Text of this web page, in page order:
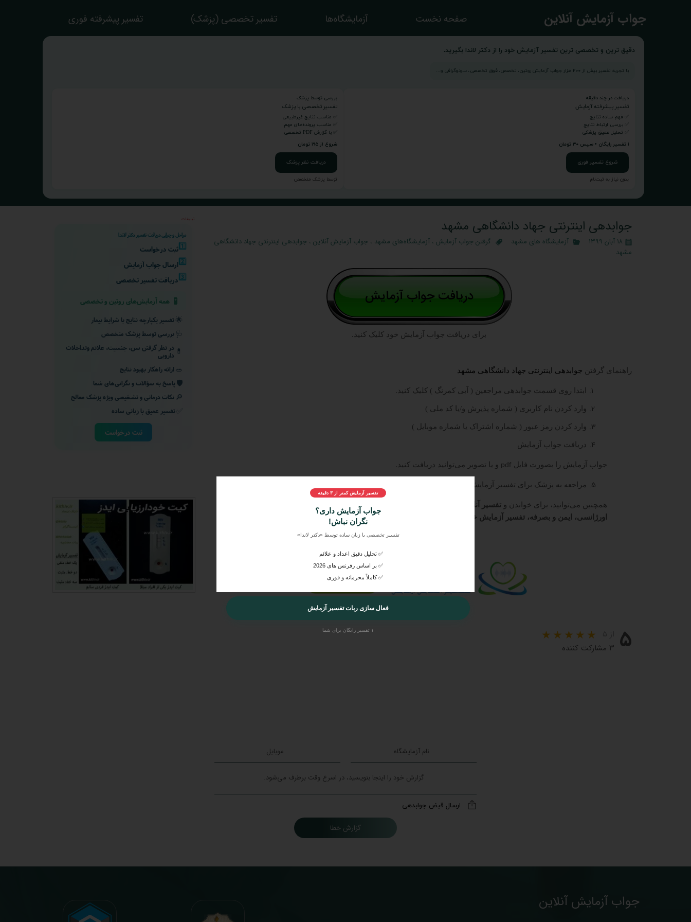
​جواب آزمایش آنلاین صفحه نخست آزمایشگاه‌ها تفسیر تخصصی (پزشک) تفسیر پیشرفته فوری
دقیق ترین و تخصصی ترین تفسیر آزمایش خود را از دکتر لاندا بگیرید.
با تجربه تفسیر بیش از ۲۰۰ هزار جواب آزمایش روتین، تخصص، فوق تخصصی، سونوگرافی و...
دریافت در چند دقیقه
تفسیر پیشرفته آزمایش
✅ فهم ساده نتایج
✅ بررسی ارتباط نتایج
✅ تحلیل عمیق پزشکی
۱ تفسیر رایگان • سپس ۳۰ تومان
شروع تفسیر فوری
بدون نیاز به ثبت‌نام
بررسی توسط پزشک
تفسیر تخصصی با پزشک
✅ مناسب نتایج غیرطبیعی
✅ مناسب پرونده‌های مهم
✅ با گزارش PDF تخصصی
شروع از ۱۹۵ تومان
دریافت نظر پزشک
توسط پزشک متخصص
جوابدهی اینترنتی جهاد دانشگاهی مشهد
۱۸ آبان ۱۳۹۹ آزمایشگاه های مشهد گرفتن جواب آزمایش ،آزمایشگاه‌های مشهد ،جواب آزمایش آنلاین ،جوابدهی اینترنتی جهاد دانشگاهی
مشهد
برای دریافت جواب آزمایش خود کلیک کنید.
راهنمای گرفتن جوابدهی اینترنتی جهاد دانشگاهی مشهد
ابتدا روی قسمت جوابدهی مراجعین ( آبی کمرنگ ) کلیک کنید.
وارد کردن نام کاربری ( شماره پذیرش و/یا کد ملی )
وارد کردن رمز عبور ( شماره اشتراک یا شماره موبایل )
دریافت جواب آزمایش
جواب آزمایش را بصورت فایل pdf و یا تصویر می‌توانید دریافت کنید.
مراجعه به پزشک برای تفسیر آزمایش و دانستن وضعیت سلامتی
همچنین می‌توانید، برای خواندن وتفسیر آنلاین جواب آزمایش خود، آن‌ها را به راحتی در
اورژانسی، ایمن و بصرفه، تفسیر آزمایش خود
و راهنمایی‌های مربوط به آن را از پزشکان متخصص و عمومی بشنوید.
۵ ۳ مشارکت کننده
تبلیغات
مراحل و چرایی دریافت تفسیر دکتر لاندا
1️⃣ثبت درخواست
2️⃣ ارسال جواب آزمایش
3️⃣ دریافت تفسیر تخصصی
🧪 همه آزمایش‌های روتین و تخصصی
🌟 تفسیر یکپارچه نتایج با شرایط بیمار
🩺 بررسی توسط پزشک متخصص
💊 در نظر گرفتن سن، جنسیت، علائم وتداخلات
دارویی
🥗 ارائه راهکار بهبود نتایج
🛡️ پاسخ به سؤالات و نگرانی‌های شما
🔎 نکات درمانی و تشخیصی ویژه پزشک معالج
تفسیر عمیق با زبانی ساده
ثبت درخواست
گزارش خطا
ارسال قبض جوابدهی
جواب آزمایش آنلاین
تفسیر آزمایش کمتر از ۳ دقیقه
جواب آزمایش داری؟
نگران نباش!
تفسیر تخصصی با زبان ساده توسط «دکتر لاندا»
✅ تحلیل دقیق اعداد و علائم
✅ بر اساس رفرنس های 2026
✅ کاملاً محرمانه و فوری
فعال سازی ربات تفسیر آزمایش
۱ تفسیر رایگان برای شما